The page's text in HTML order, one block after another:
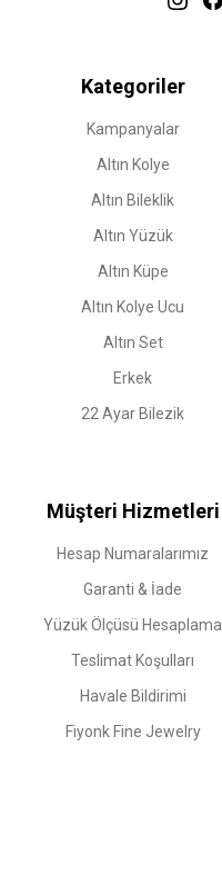
Kategoriler
Kampanyalar
Altın Kolye
Altın Bileklik
Altın Yüzük
Altın Küpe
Altın Kolye Ucu
Altın Set
Erkek
22 Ayar Bilezik
Müşteri Hizmetleri
Hesap Numaralarımız
Garanti & İade
Yüzük Ölçüsü Hesaplama
Teslimat Koşulları
Havale Bildirimi
Fiyonk Fine Jewelry